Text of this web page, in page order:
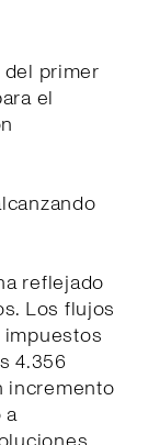
del primer
el
reflejado
Los flujos
4.356
incremento
a